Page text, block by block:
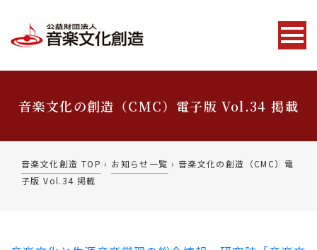
音楽文化の創造（CMC）電子版 Vol.34 掲載
音楽文化創造 TOP › お知らせ一覧 › 音楽文化の創造（CMC）電
子版 Vol.34 掲載